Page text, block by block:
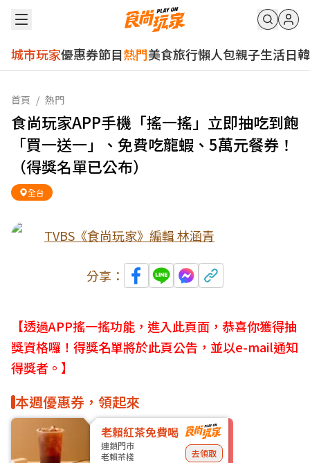
城市玩家優惠券節目熱門美食旅行懶人包親子生活日韓
首頁 / 熱門
食尚玩家APP手機「搖一搖」立即抽吃到飽
「買一送一」、免費吃龍蝦、5萬元餐券！
（得獎名單已公布）
全台
TVBS《食尚玩家》編輯 林涵青
分享：
【透過APP搖一搖功能，進入此頁面，恭喜你獲得抽
獎資格囉！得獎名單將於此頁公告，並以e-mail通知
得獎者。】
本週優惠券，領起來
老賴紅茶免費喝
連鎖門市
老賴茶棧
去領取